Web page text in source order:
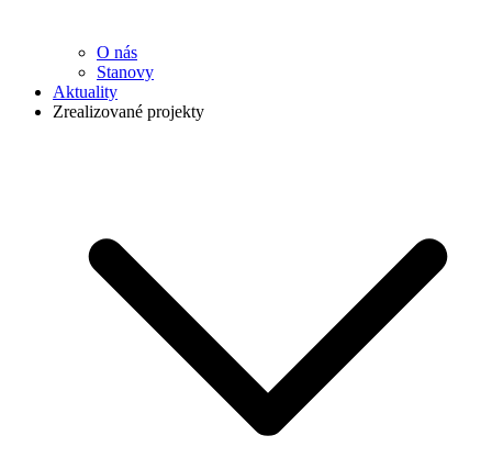
O nás
Stanovy
Aktuality
Zrealizované projekty